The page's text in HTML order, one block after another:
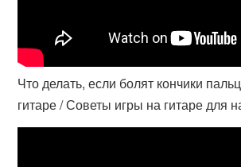
Что делать, если болят кончики
гитаре / Советы игры на гитаре для